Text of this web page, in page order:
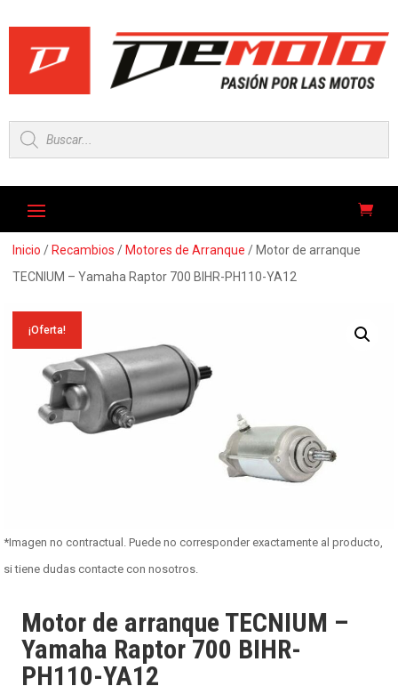
Búsqueda
de
productos
Inicio / Recambios / Motores de Arranque / Motor de arranque
TECNIUM – Yamaha Raptor 700 BIHR-PH110-YA12
¡Oferta!
*Imagen no contractual. Puede no corresponder exactamente al producto,
si tiene dudas contacte con nosotros.
Motor de arranque TECNIUM –
Yamaha Raptor 700 BIHR-
PH110-YA12